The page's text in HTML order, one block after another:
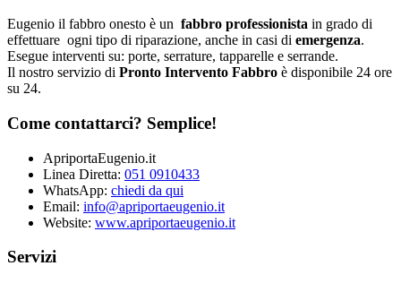
Eugenio il fabbro onesto è un fabbro professionista in grado di
effettuare ogni tipo di riparazione, anche in casi di emergenza.
Esegue interventi su: porte, serrature, tapparelle e serrande.
Il nostro servizio di Pronto Intervento Fabbro è disponibile 24 ore
su 24.
Come contattarci? Semplice!
ApriportaEugenio.it
Linea Diretta: 051 0910433
WhatsApp: chiedi da qui
Email: info@apriportaeugenio.it
Website: www.apriportaeugenio.it
Servizi